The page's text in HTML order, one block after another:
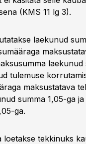
(KMS 11 lg 3).
laekunud
laekunud
tulemuse
maksustatava
summa 1,05-ga
ga.
loetakse tekkinuks